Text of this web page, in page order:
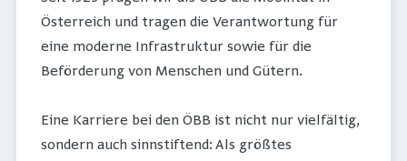
Österreich und tragen die Verantwortung für
eine moderne Infrastruktur sowie für die
Beförderung von Menschen und Gütern.
Eine Karriere bei den ÖBB ist nicht nur vielfältig,
sondern auch sinnstiftend: Als größtes